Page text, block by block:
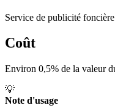
Service de publicité
Coût
Environ 0,5% de la valeur
💡
Note d'usage